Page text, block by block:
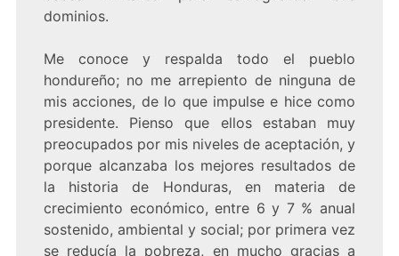
dominios.
Me conoce y respalda todo el pueblo
hondureño; no me arrepiento de ninguna de
mis acciones, de lo que impulse e hice como
presidente. Pienso que ellos estaban muy
preocupados por mis niveles de aceptación, y
porque alcanzaba los mejores resultados de
la historia de Honduras, en materia de
crecimiento económico, entre 6 y 7 % anual
sostenido, ambiental y social; por primera vez
se reducía la pobreza, en mucho gracias a